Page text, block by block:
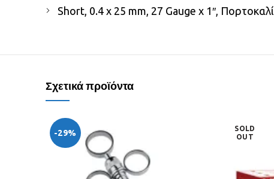
Short, 0.4 x 25 mm, 27 Gauge x 1″, Πορτοκαλί
Σχετικά προϊόντα
-29%
SOLD
OUT